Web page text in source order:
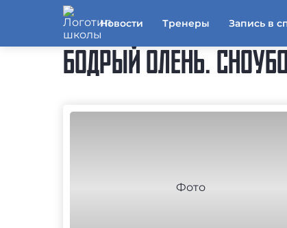
Новости Тренеры Запись в
БОДРЫЙ ОЛЕНЬ.